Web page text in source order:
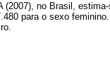
no Brasil,
para o sexo